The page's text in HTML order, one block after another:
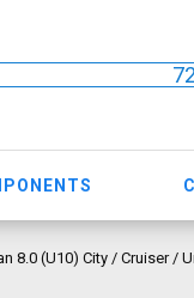
8.0 (U10) City / Cruiser /